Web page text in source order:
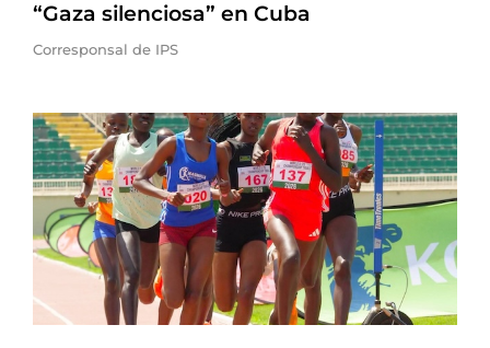
“Gaza silenciosa” en Cuba
Corresponsal de IPS